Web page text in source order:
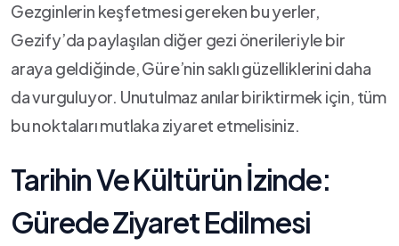
Gezginlerin keşfetmesi gereken bu yerler,
Gezify’da paylaşılan diğer gezi önerileriyle bir
araya geldiğinde, Güre’nin saklı güzelliklerini daha
⁢da vurguluyor. Unutulmaz anılar biriktirmek ⁢için, tüm
bu noktaları⁢ mutlaka ziyaret etmelisiniz.
Tarihin Ve ⁣Kültürün ⁢İzinde:
Gürede⁤ Ziyaret ⁣Edilmesi